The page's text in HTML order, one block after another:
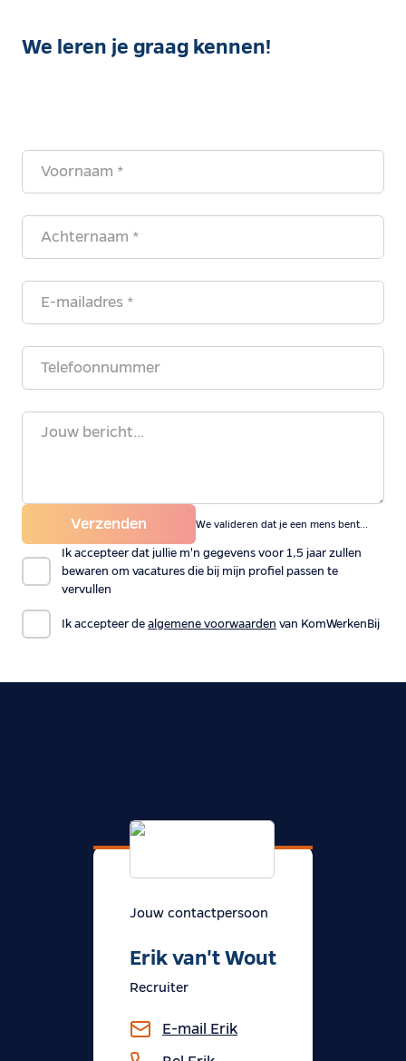
We leren je graag kennen!
Verzenden We valideren dat je een mens bent...
Ik accepteer dat jullie m'n gegevens voor 1,5 jaar zullen
bewaren om vacatures die bij mijn profiel passen te
vervullen
Ik accepteer de algemene voorwaarden van KomWerkenBij
Jouw contactpersoon
Erik van't Wout
Recruiter
E-mail Erik